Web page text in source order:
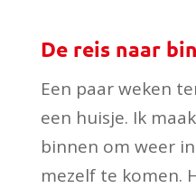
De reis naar
Een paar weken
een huisje. Ik
binnen om weer
mezelf te komen.